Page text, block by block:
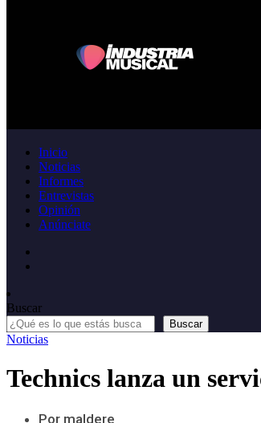
Inicio
Noticias
Informes
Entrevistas
Opinión
Anúnciate
Buscar
Buscar
Noticias
Technics lanza un
Por maldere